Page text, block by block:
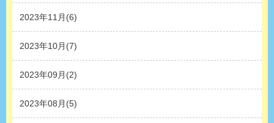
2023年11月(6)
2023年10月(7)
2023年09月(2)
2023年08月(5)